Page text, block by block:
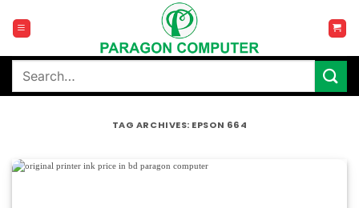
content
Search
TAG ARCHIVES: EPSON 664